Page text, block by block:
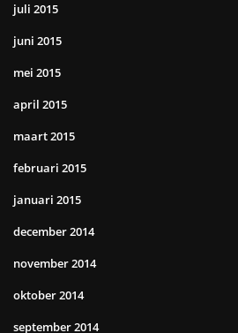
juli 2015
juni 2015
mei 2015
april 2015
maart 2015
februari 2015
januari 2015
december 2014
november 2014
oktober 2014
september 2014